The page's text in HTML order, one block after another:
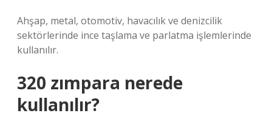
Ahşap, metal, otomotiv, havacılık ve denizcilik
sektörlerinde ince taşlama ve parlatma işlemlerinde
kullanılır.
320 zımpara nerede
kullanılır?